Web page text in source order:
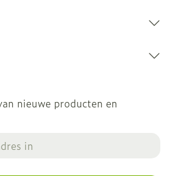
nieuwe producten en